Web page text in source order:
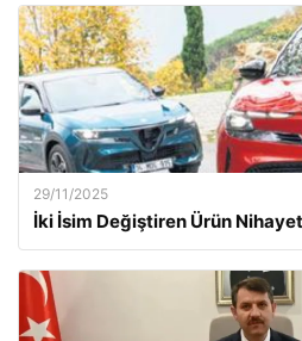
29/11/2025
İki İsim Değiştiren Ürün